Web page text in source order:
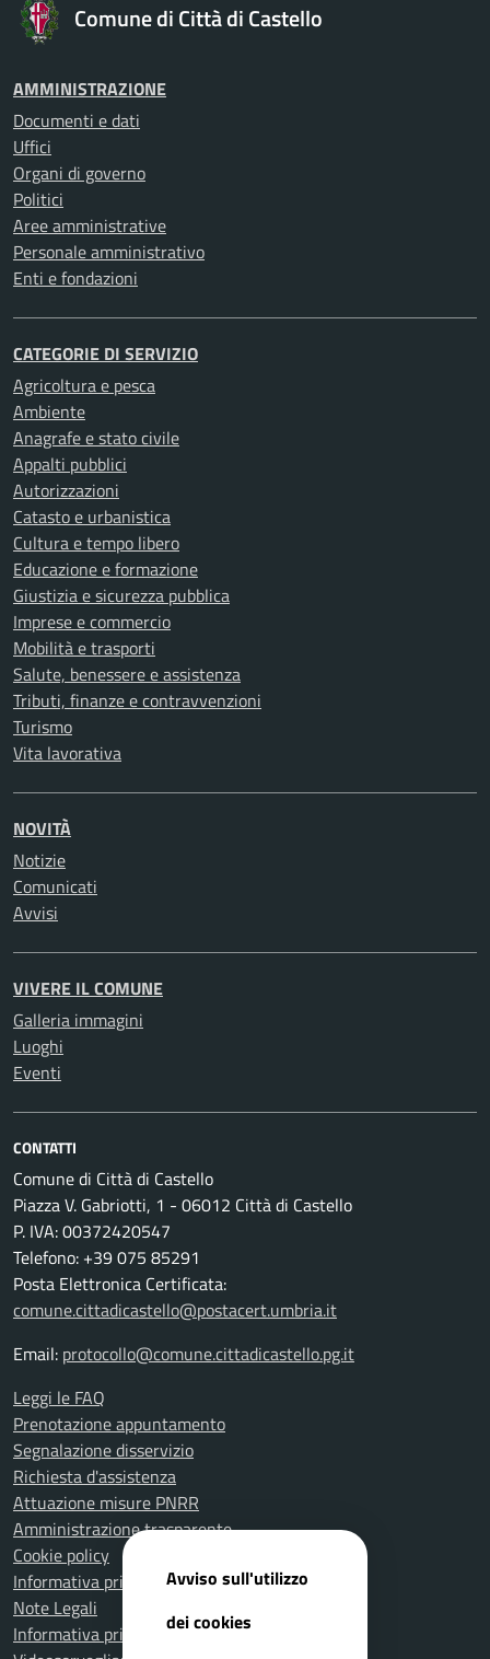
Comune di Città di Castello
AMMINISTRAZIONE
Documenti e dati
Uffici
Organi di governo
Politici
Aree amministrative
Personale amministrativo
Enti e fondazioni
CATEGORIE DI SERVIZIO
Agricoltura e pesca
Ambiente
Anagrafe e stato civile
Appalti pubblici
Autorizzazioni
Catasto e urbanistica
Cultura e tempo libero
Educazione e formazione
Giustizia e sicurezza pubblica
Imprese e commercio
Mobilità e trasporti
Salute, benessere e assistenza
Tributi, finanze e contravvenzioni
Turismo
Vita lavorativa
NOVITÀ
Notizie
Comunicati
Avvisi
VIVERE IL COMUNE
Galleria immagini
Luoghi
Eventi
CONTATTI
Comune di Città di Castello
Piazza V. Gabriotti, 1 - 06012 Città di Castello
P. IVA: 00372420547
Telefono: +39 075 85291
Posta Elettronica Certificata:
comune.cittadicastello@postacert.umbria.it
Email: protocollo@comune.cittadicastello.pg.it
Leggi le FAQ
Prenotazione appuntamento
Segnalazione disservizio
Richiesta d'assistenza
Attuazione misure PNRR
Amministrazione trasparente
Cookie policy
Informativa privacy
Note Legali
Informativa privacy Polizia Locale
Avviso sull'utilizzo
dei cookies